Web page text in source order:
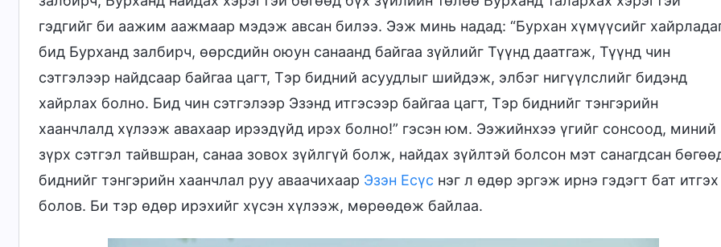
гэдгийг би аажим аажмаар мэдэж авсан билээ. Ээж минь надад: “Бурхан хүмүүсийг
бид Бурханд залбирч, өөрсдийн оюун санаанд байгаа зүйлийг Түүнд даатгаж, Түүнд чин
сэтгэлээр найдсаар байгаа цагт, Тэр бидний асуудлыг шийдэж, элбэг нигүүлслийг бидэнд
хайрлах болно. Бид чин сэтгэлээр Эзэнд итгэсээр байгаа цагт, Тэр биднийг тэнгэрийн
хаанчлалд хүлээж авахаар ирээдүйд ирэх болно!” гэсэн юм. Ээжийнхээ үгийг сонсоод, миний
зүрх сэтгэл тайвшран, санаа зовох зүйлгүй болж, найдах зүйлтэй болсон мэт санагдсан
биднийг тэнгэрийн хаанчлал руу аваачихаар Эзэн Есүс нэг л өдөр эргэж ирнэ гэдэгт бат итгэх
болов. Би тэр өдөр ирэхийг хүсэн хүлээж, мөрөөдөж байлаа.